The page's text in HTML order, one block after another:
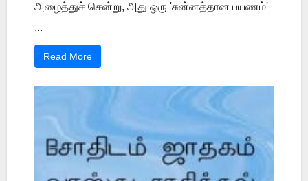
அழைத்துச் சென்று, அது ஒரு 'சுன்னத்தான பயணம்'
...
Read More